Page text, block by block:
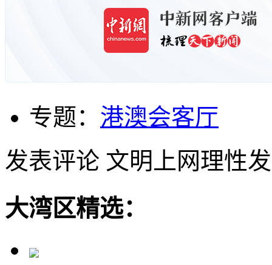
专题： 港澳会客厅
发表评论 文明上网理性
大湾区精选：